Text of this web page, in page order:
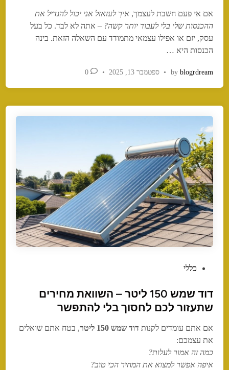
d
i
n
אם אי פעם חשבת לעצמך,איך לעזאזל אני יכול להגדיל את
ההכנסות שלי בלי לעבוד יותר קשה? – אתה לא לבד. כל בעל
עסק, יזם או אפילו עצמאי מתמודד עם השאלה הזאת. בינה
הכנסות היא …
by blogrdream
• ספטמבר 13, 2025 •
0
s
t
d
i
n
כללי
דוד שמש 150 ליטר – השוואת מחירים
שתעזור לכם לחסוך בלי להתפשר
אם אתם עומדים לקנות דוד שמש 150 ליטר
, בטח אתם שואלים
את עצמכם:
כמה זה אמור לעלות?
איפה אפשר למצוא את המחיר הכי טוב?